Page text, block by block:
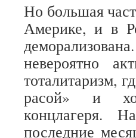
Но большая
Америке, и в
невероятно
тоталитаризм,
расой» и
концлагеря.
последние